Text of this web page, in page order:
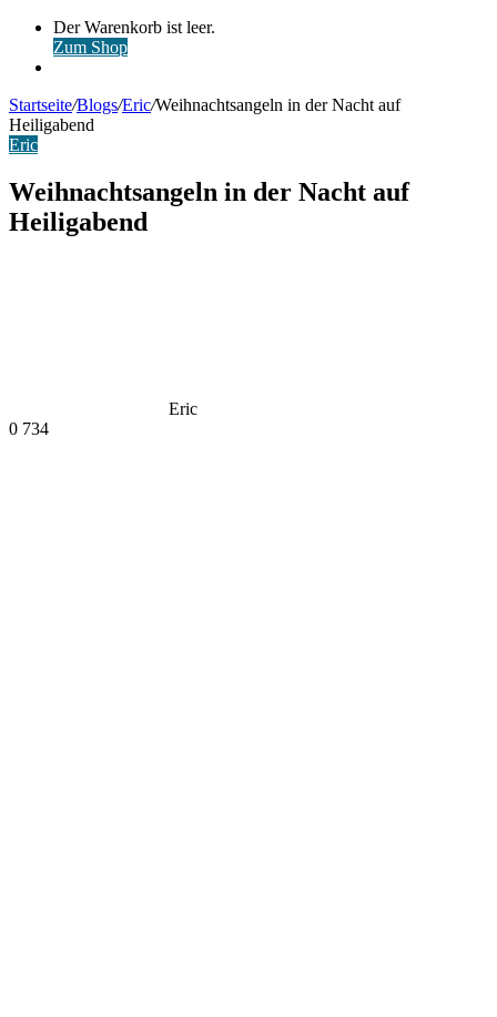
Warenkorb
ansehen
Der Warenkorb ist leer.
Zum Shop
Startseite/Blogs/Eric/Weihnachtsangeln in der Nacht auf
Heiligabend
Eric
Weihnachtsangeln in der Nacht auf
Heiligabend
Eric
0 734